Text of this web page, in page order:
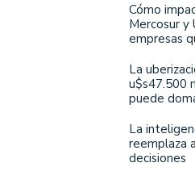
Cómo
Mercosur y
empresas
La
u$s47.500
puede
La
reemplaza
decisiones